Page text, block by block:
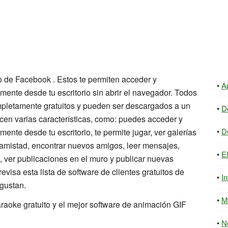
Facebook . Estos te permiten acceder y
desde tu escritorio sin abrir el navegador. Todos
gratuitos y pueden ser descargados a un
varias características, como: puedes acceder y
desde tu escritorio, te permite jugar, ver galerías
encontrar nuevos amigos, leer mensajes,
publicaciones en el muro y publicar nuevas
esta lista de software de clientes gratuitos de
gratuito y el mejor software de animación GIF